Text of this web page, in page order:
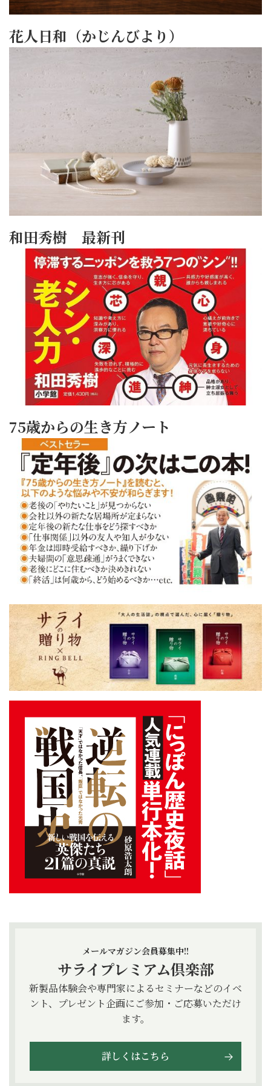
花人日和（かじんびより）
和田秀樹 最新刊
75歳からの生き方ノート
メールマガジン会員募集中!!
サライプレミアム倶楽部
新製品体験会や専門家によるセミナーなどのイベ
ント、プレゼント企画にご参加・ご応募いただけ
ます。
詳しくはこちら